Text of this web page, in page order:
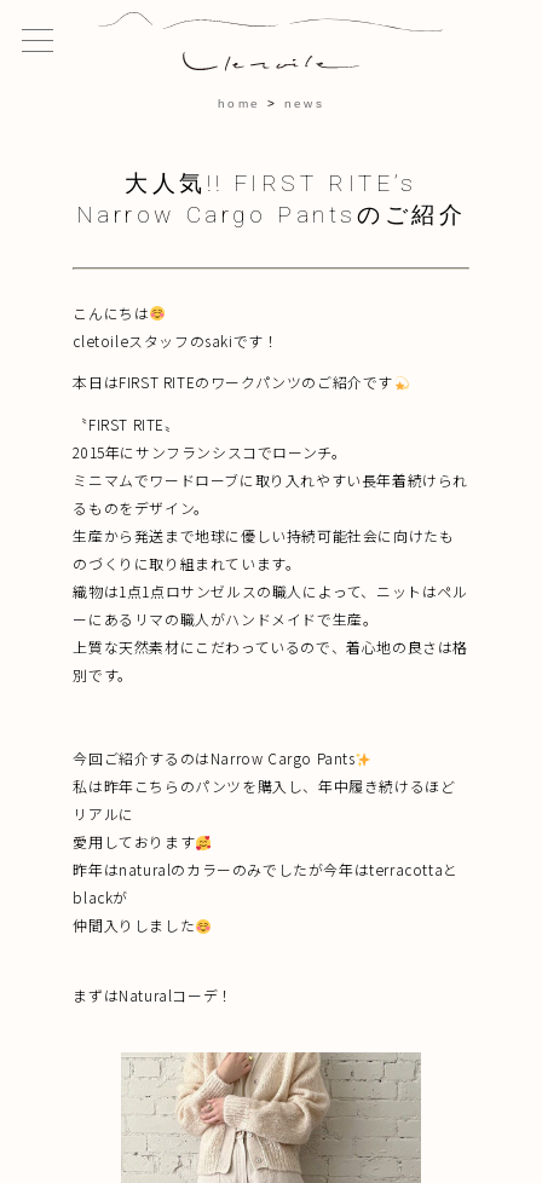
home news
大人気!! FIRST RITE’s
Narrow Cargo Pantsのご紹介
こんにちは
cletoileスタッフのsakiです！
本日はFIRST RITEのワークパンツのご紹介です
〝FIRST RITE〟
2015年にサンフランシスコでローンチ。
ミニマムでワードローブに取り入れやすい長年着続けられ
るものをデザイン。
生産から発送まで地球に優しい持続可能社会に向けたも
のづくりに取り組まれています。
織物は1点1点ロサンゼルスの職人によって、ニットはペル
ーにあるリマの職人がハンドメイドで生産。
上質な天然素材にこだわっているので、着心地の良さは格
別です。
今回ご紹介するのはNarrow Cargo Pants
私は昨年こちらのパンツを購入し、年中履き続けるほど
リアルに
愛用しております
昨年はnaturalのカラーのみでしたが今年はterracottaと
blackが
仲間入りしました
まずはNaturalコーデ！